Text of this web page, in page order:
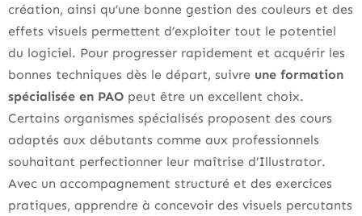
création, ainsi qu’une bonne gestion des couleurs et des
effets visuels permettent d’exploiter tout le potentiel
du logiciel. Pour progresser rapidement et acquérir les
bonnes techniques dès le départ, suivre une formation
spécialisée en PAO peut être un excellent choix.
Certains organismes spécialisés proposent des cours
adaptés aux débutants comme aux professionnels
souhaitant perfectionner leur maîtrise d’Illustrator.
Avec un accompagnement structuré et des exercices
pratiques, apprendre à concevoir des visuels percutants